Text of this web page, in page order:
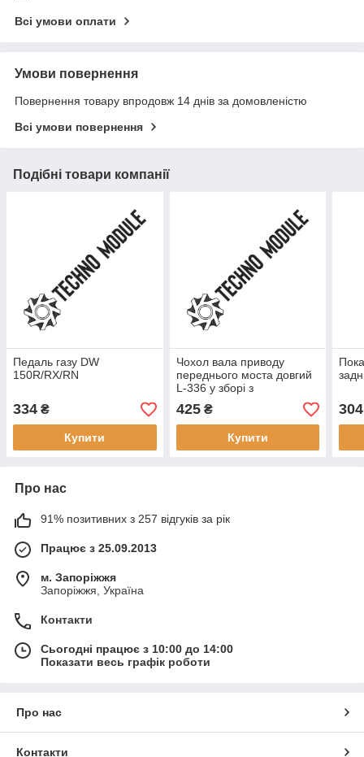
Всі умови оплати
Умови повернення
Повернення товару впродовж 14 днів за домовленістю
Всі умови повернення
Подібні товари компанії
Педаль газу DW
150R/RX/RN
334 ₴
Купити
Чохол вала приводу
переднього моста довгий
L-336 у зборі з
пильовиком 9.5
DW244AHT
425₴
Купити
304
Про нас
91% позитивних з 257 відгуків за рік
Працює з 25.09.2013
м. Запоріжжя
Запоріжжя, Україна
Контакти
Сьогодні працює з 10:00 до 14:00
Показати весь графік роботи
Про нас
Контакти